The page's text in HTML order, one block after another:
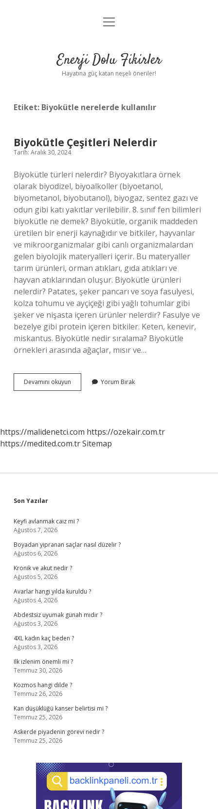
Anasayfa
Yasal Uyarı
menüyü
Enerji Dolu Fikirler
Hayatına güç katan neşeli öneriler!
Etiket: Biyokütle nerelerde kullanılır
Biyokütle Çeşitleri Nelerdir
Tarih: Aralık 30, 2024
Biyokütle türleri nelerdir? Biyoyakıtlara örnek
olarak biyodizel, biyoalkoller (biyoetanol,
biyometanol, biyobutanol), biyogaz, sentez gazı ve
odun gibi katı yakıtlar verilebilir. 8. sınıf fen bilimleri
biyokütle ne demek? Biyokütle, organik maddeden
üretilen bir enerji kaynağıdır ve bitkiler, hayvanlar
ve mikroorganizmalar gibi canlı organizmalardan
gelen biyolojik materyalleri içerir. Bu materyaller
tarım ürünleri, orman atıkları, gıda atıkları ve
hayvan atıklarından oluşur. Biyokütle ürünleri
nelerdir? Patates, şeker pancarı ve soya fasulyesi,
kolza tohumu ve ayçiçeği gibi yağlı tohumlar gibi
şeker ve nişasta içeren ürünler nelerdir? Fasulye ve
bezelye gibi protein içeren bitkiler. Keten, kenevir,
miskantus. Biyokütle nedir sıralama? Biyokütle
örnekleri arasında ağaçlar, mısır ve…
Devamını okuyun Biyokütle
Çeşitleri
Yorum Bırak
https://malidenetci.com https://ozekair.com.tr
https://medited.com.trSitemap
Sidebar
Son Yazılar
Keyfi avlanmak caiz mi ?
Ağustos 7, 2026
Boyadan yipranan saçlar nasıl düzelir ?
Ağustos 6, 2026
Kronik ve akut nedir ?
Ağustos 5, 2026
Avarlar hangi yılda kuruldu ?
Ağustos 4, 2026
Abdestsiz uyumak günah mıdır ?
Ağustos 3, 2026
4XL kadın kaç beden ?
Ağustos 3, 2026
Ilk izlenim önemli mi ?
Temmuz 30, 2026
Kozmos hangi dilde ?
Temmuz 26, 2026
Kan düşüklüğü kanser belirtisi mi ?
Temmuz 25, 2026
Askerde piyadenin görevi nedir ?
Temmuz 25, 2026